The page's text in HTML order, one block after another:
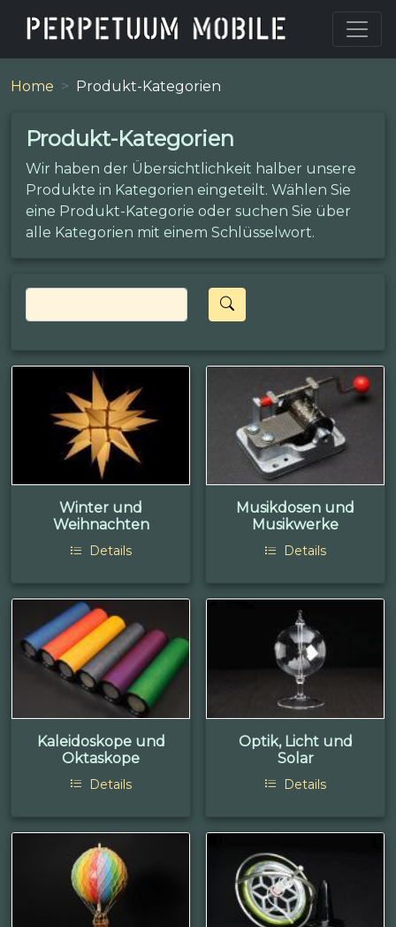
Home Produkt-Kategorien
Produkt-Kategorien
Wir haben der Übersichtlichkeit halber unsere
Produkte in Kategorien eingeteilt. Wählen Sie
eine Produkt-Kategorie oder suchen Sie über
alle Kategorien mit einem Schlüsselwort.
Winter und
Weihnachten
Details
Musikdosen und
Musikwerke
Details
Kaleidoskope und
Oktaskope
Details
Optik, Licht und
Solar
Details